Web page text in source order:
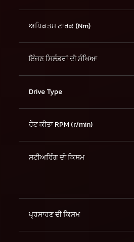
ਅਧਿਕਤਮ ਟਾਰਕ (Nm)
ਇੰਜਣ ਸਿਲੰਡਰਾਂ ਦੀ ਸੰਖਿਆ
Drive Type
ਰੇਟ ਕੀਤਾ RPM (r/min)
ਸਟੀਅਰਿੰਗ ਦੀ ਕਿਸਮ
ਪ੍ਰਸਾਰਣ ਦੀ ਕਿਸਮ